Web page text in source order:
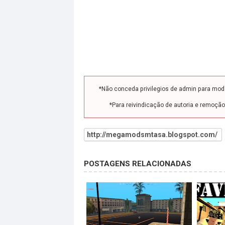
*Não conceda privilegios de admin para
*Para reivindicação de autoria e
http://megamodsmtasa.blogspot.com/
POSTAGENS RELACIONADAS